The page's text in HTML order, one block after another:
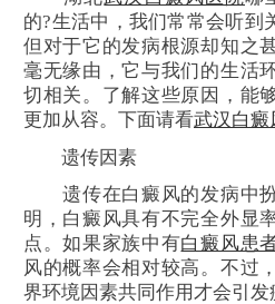
的?生活中，我们常常会听到
但对于它的发病根源却知之
毫无缘由，它与我们的生活
切相关。了解这些原因，能
更加从容。下面请看武汉白癜
遗传因素
遗传在白癜风的发病中扮
明，白癜风具有不完全外显
点。如果家族中有白癜风患
风的概率会相对较高。不过
界环境因素共同作用才会引发